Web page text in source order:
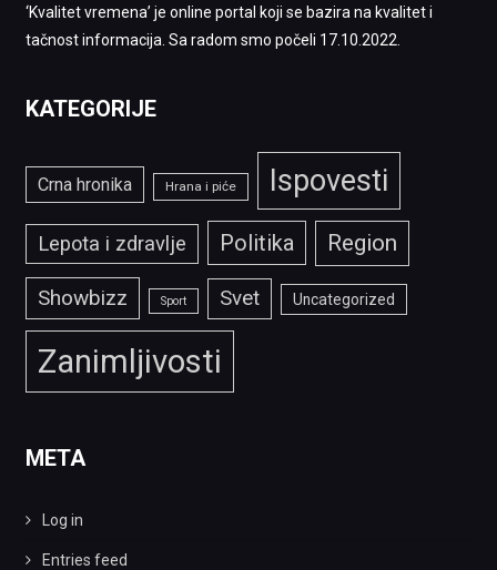
‘Kvalitet vremena’ je online portal koji se bazira na kvalitet i
tačnost informacija. Sa radom smo počeli 17.10.2022.
KATEGORIJE
Crna hronika Hrana i piće Ispovesti
Lepota i zdravlje Politika Region
Showbizz Sport Svet Uncategorized
Zanimljivosti
META
Log in
Entries feed